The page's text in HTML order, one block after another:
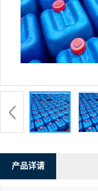
产品详请